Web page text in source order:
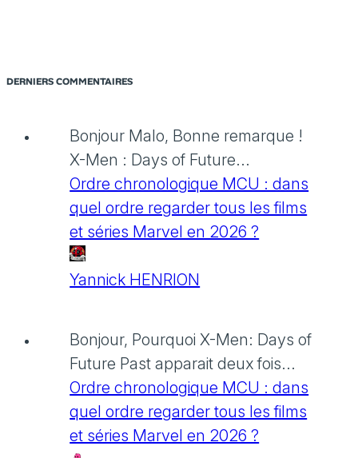
DERNIERS COMMENTAIRES
Bonjour Malo, Bonne remarque !
X-Men : Days of Future...
Ordre chronologique MCU : dans
quel ordre regarder tous les films
et séries Marvel en 2026 ?
Yannick HENRION
Bonjour, Pourquoi X-Men: Days of
Future Past apparait deux fois...
Ordre chronologique MCU : dans
quel ordre regarder tous les films
et séries Marvel en 2026 ?